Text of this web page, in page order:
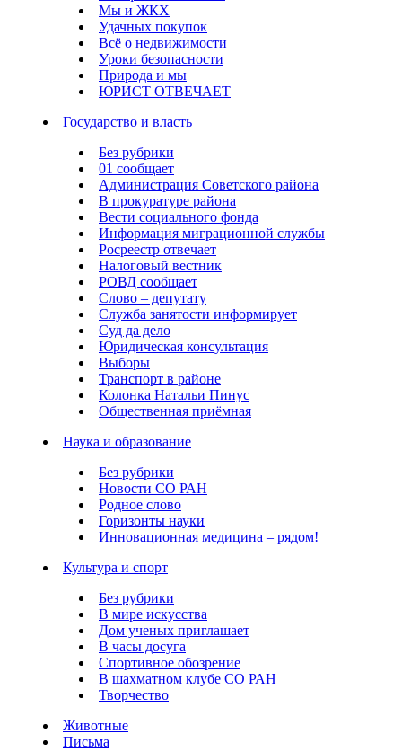
Мы и ЖКХ
Удачных покупок
Всё о недвижимости
Уроки безопасности
Природа и мы
ЮРИСТ ОТВЕЧАЕТ
Государство и власть
Без рубрики
01 сообщает
Администрация Советского района
В прокуратуре района
Вести социального фонда
Информация миграционной службы
Росреестр отвечает
Налоговый вестник
РОВД сообщает
Слово – депутату
Служба занятости информирует
Суд да дело
Юридическая консультация
Выборы
Транспорт в районе
Колонка Натальи Пинус
Общественная приёмная
Наука и образование
Без рубрики
Новости СО РАН
Родное слово
Горизонты науки
Инновационная медицина – рядом!
Культура и спорт
Без рубрики
В мире искусства
Дом ученых приглашает
В часы досуга
Спортивное обозрение
В шахматном клубе СО РАН
Творчество
Животные
Письма